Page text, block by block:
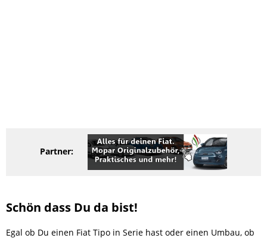
Partner:
Schön dass Du da bist!
Egal ob Du einen Fiat Tipo in Serie hast oder einen Umbau, ob